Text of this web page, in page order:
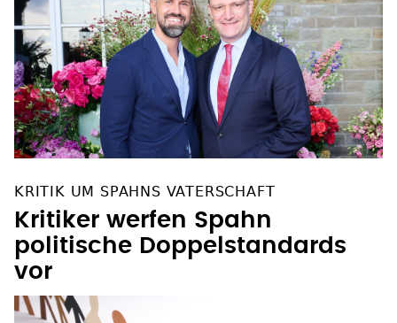
KRITIK UM SPAHNS VATERSCHAFT
Kritiker werfen Spahn
politische Doppelstandards
vor